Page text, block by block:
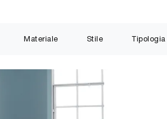
Materiale Stile Tipologia